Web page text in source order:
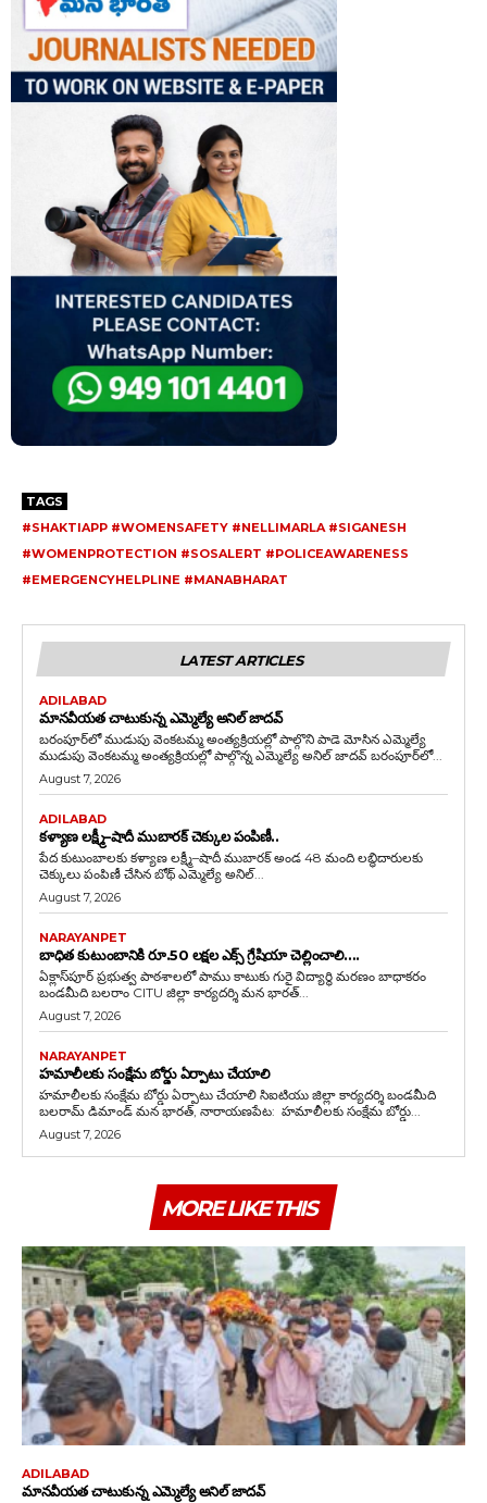
TAGS
#SHAKTIAPP #WOMENSAFETY #NELLIMARLA #SIGANESH
#WOMENPROTECTION #SOSALERT #POLICEAWARENESS
#EMERGENCYHELPLINE #MANABHARAT
LATEST ARTICLES
ADILABAD
మానవీయత చాటుకున్న ఎమ్మెల్యే అనిల్ జాదవ్
బరంపూర్‌లో ముడుపు వెంకటమ్మ అంత్యక్రియల్లో పాల్గొని పాడె మోసిన ఎమ్మెల్యే
ముడుపు వెంకటమ్మ అంత్యక్రియల్లో పాల్గొన్న ఎమ్మెల్యే అనిల్ జాదవ్ బరంపూర్‌లో...
August 7, 2026
ADILABAD
కళ్యాణ లక్ష్మీ–షాదీ ముబారక్ చెక్కుల పంపిణీ..
పేద కుటుంబాలకు కళ్యాణ లక్ష్మీ–షాదీ ముబారక్ అండ 48 మంది లబ్ధిదారులకు
చెక్కులు పంపిణీ చేసిన బోథ్ ఎమ్మెల్యే అనిల్...
August 7, 2026
NARAYANPET
బాధిత కుటుంబానికి రూ.50 లక్షల ఎక్స్ గ్రేషియా చెల్లించాలి….
ఏక్లాస్‌పూర్ ప్రభుత్వ పాఠశాలలో పాము కాటుకు గురై విద్యార్థి మరణం బాధాకరం
బండమీది బలరాం CITU జిల్లా కార్యదర్శి మన భారత్...
August 7, 2026
NARAYANPET
హమాలీలకు సంక్షేమ బోర్డు ఏర్పాటు చేయాలి
హమాలీలకు సంక్షేమ బోర్డు ఏర్పాటు చేయాలి సిఐటియు జిల్లా కార్యదర్శి బండమీది
బలరామ్ డిమాండ్ మన భారత్, నారాయణపేట: హమాలీలకు సంక్షేమ బోర్డు...
August 7, 2026
MORE LIKE THIS
ADILABAD
మానవీయత చాటుకున్న ఎమ్మెల్యే అనిల్ జాదవ్